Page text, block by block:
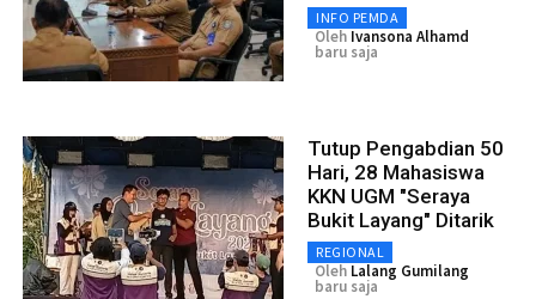
INFO PEMDA
Oleh Ivansona Alhamd
baru saja
Tutup Pengabdian 50
Hari, 28 Mahasiswa
KKN UGM "Seraya
Bukit Layang" Ditarik
REGIONAL
Oleh Lalang Gumilang
baru saja